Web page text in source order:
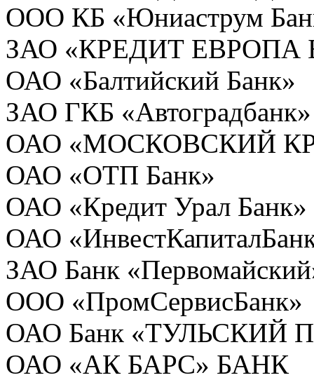
ООО КБ «Юниаструм
ЗАО «КРЕДИТ ЕВРОПА
ОАО «Балтийский Банк»
ЗАО ГКБ «Автоградбанк»
ОАО «МОСКОВСКИЙ
ОАО «ОТП Банк»
ОАО «Кредит Урал Банк»
ОАО
ЗАО Банк
ООО «ПромСервисБанк»
ОАО Банк
ОАО «АК БАРС» БАНК